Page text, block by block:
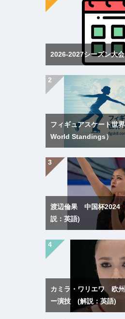
2026-2027シーズン大
フィギュアスケート世
World Standings）
渡辺倫果 中国杯
説：英語)
カミラ・ワリエワ 欧
ー演技 (解説：英語)